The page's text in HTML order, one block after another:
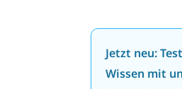
Jetzt neu:
Wissen mit